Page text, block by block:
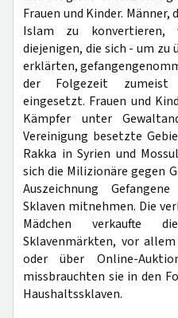
Frauen und Kinder.
Islam zu konvertieren,
diejenigen, die sich - um zu
erklärten,
der Folgezeit zumeist
eingesetzt. Frauen und
Kämpfer unter
Vereinigung besetzte
Rakka in Syrien und
sich die Milizionäre gegen
Auszeichnung
Sklaven mitnehmen. Die
Mädchen verkaufte
Sklavenmärkten, vor
oder über Online-
missbrauchten sie in den
Haushaltssklaven.